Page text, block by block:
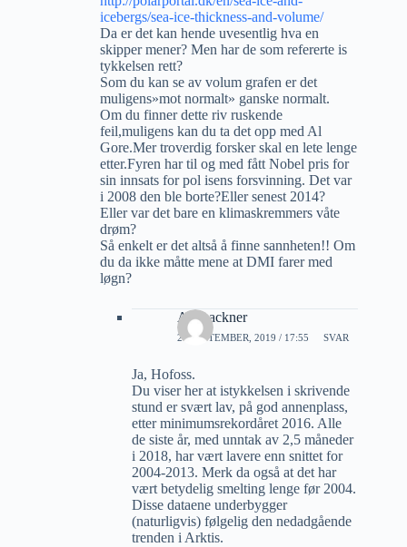
icebergs/sea-ice-thickness-and-volume/
Da er det kan hende uvesentlig hva en
skipper mener? Men har de som refererte is
tykkelsen rett?
Som du kan se av volum grafen er det
muligens»mot normalt» ganske normalt.
Om du finner dette riv ruskende
feil,muligens kan du ta det opp med Al
Gore.Mer troverdig forsker skal en lete lenge
etter.Fyren har til og med fått Nobel pris for
sin innsats for pol isens forsvinning. Det var
i 2008 den ble borte?Eller senest 2014?
Eller var det bare en klimaskremmers våte
drøm?
Så enkelt er det altså å finne sannheten!! Om
du da ikke måtte mene at DMI farer med
løgn?
Alf Lackner
20 SEPTEMBER, 2019 / 17:55 SVAR
Ja, Hofoss.
Du viser her at istykkelsen i skrivende
stund er svært lav, på god annenplass,
etter minimumsrekordåret 2016. Alle
de siste år, med unntak av 2,5 måneder
i 2018, har vært lavere enn snittet for
2004-2013. Merk da også at det har
vært betydelig smelting lenge før 2004.
Disse dataene underbygger
(naturligvis) følgelig den nedadgående
trenden i Arktis.